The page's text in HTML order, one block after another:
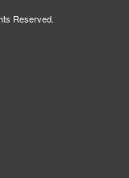
Reserved.